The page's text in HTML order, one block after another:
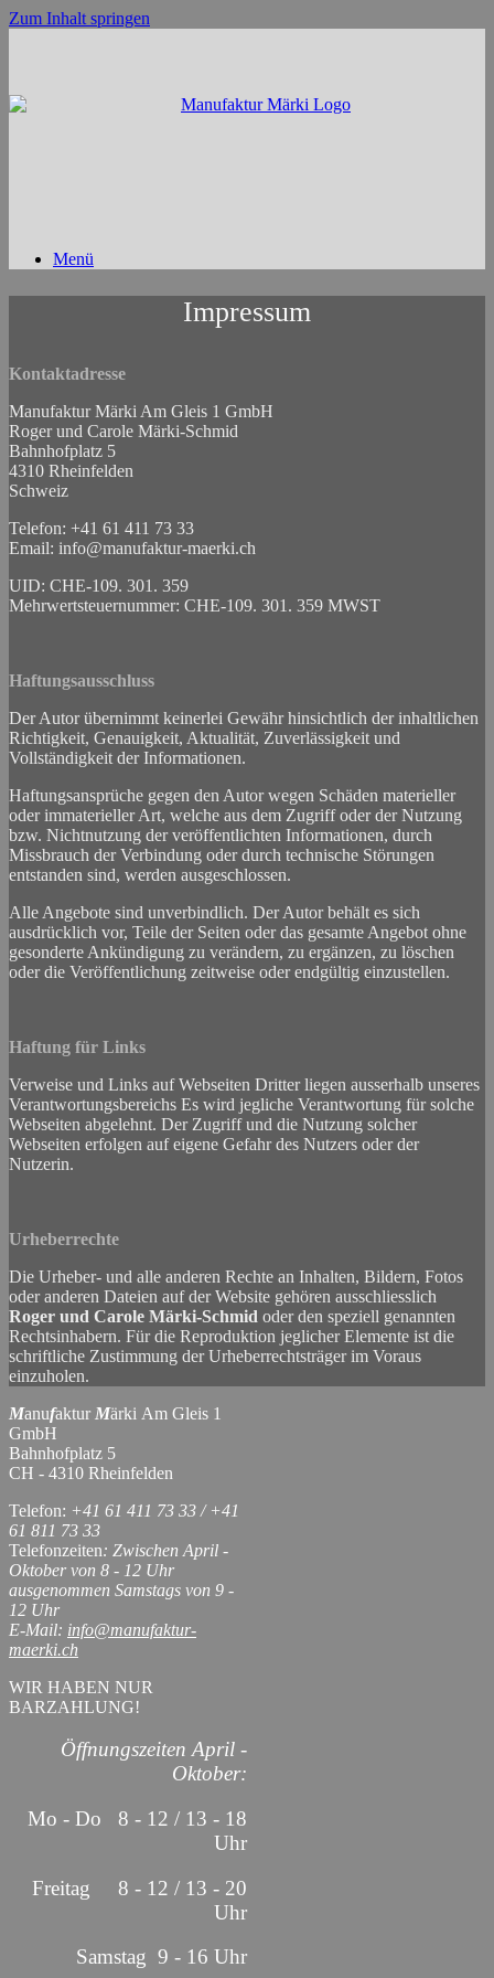
Zum Inhalt springen
Menü
Impressum
Kontaktadresse
Manufaktur Märki Am Gleis 1 GmbH
Roger und Carole Märki-Schmid
Bahnhofplatz 5
4310 Rheinfelden
Schweiz
Telefon: +41 61 411 73 33
Email: info@manufaktur-maerki.ch
UID: CHE-109. 301. 359
Mehrwertsteuernummer: CHE-109. 301. 359 MWST
Haftungsausschluss
Der Autor übernimmt keinerlei Gewähr hinsichtlich der inhaltlichen
Richtigkeit, Genauigkeit, Aktualität, Zuverlässigkeit und
Vollständigkeit der Informationen.
Haftungsansprüche gegen den Autor wegen Schäden materieller
oder immaterieller Art, welche aus dem Zugriff oder der Nutzung
bzw. Nichtnutzung der veröffentlichten Informationen, durch
Missbrauch der Verbindung oder durch technische Störungen
entstanden sind, werden ausgeschlossen.
Alle Angebote sind unverbindlich. Der Autor behält es sich
ausdrücklich vor, Teile der Seiten oder das gesamte Angebot ohne
gesonderte Ankündigung zu verändern, zu ergänzen, zu löschen
oder die Veröffentlichung zeitweise oder endgültig einzustellen.
Haftung für Links
Verweise und Links auf Webseiten Dritter liegen ausserhalb unseres
Verantwortungsbereichs Es wird jegliche Verantwortung für solche
Webseiten abgelehnt. Der Zugriff und die Nutzung solcher
Webseiten erfolgen auf eigene Gefahr des Nutzers oder der
Nutzerin.
Urheberrechte
Die Urheber- und alle anderen Rechte an Inhalten, Bildern, Fotos
oder anderen Dateien auf der Website gehören ausschliesslich
Roger und Carole Märki-Schmid oder den speziell genannten
Rechtsinhabern. Für die Reproduktion jeglicher Elemente ist die
schriftliche Zustimmung der Urheberrechtsträger im Voraus
einzuholen.
Manufaktur Märki Am Gleis 1
GmbH
Bahnhofplatz 5
CH - 4310 Rheinfelden
Telefon: +41 61 411 73 33 / +41
61 811 73 33
Telefonzeiten: Zwischen April -
Oktober von 8 - 12 Uhr
ausgenommen Samstags von 9 -
12 Uhr
E-Mail: info@manufaktur-
maerki.ch
WIR HABEN NUR
BARZAHLUNG!
Öffnungszeiten April -
Oktober:
Mo - Do 8 - 12 / 13 - 18
Uhr
Freitag 8 - 12 / 13 - 20
Uhr
Samstag 9 - 16 Uhr